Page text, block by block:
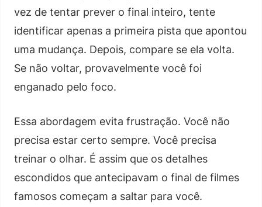
vez de tentar prever o final inteiro, tente
identificar apenas a primeira pista que apontou
uma mudança. Depois, compare se ela volta.
Se não voltar, provavelmente você foi
enganado pelo foco.
Essa abordagem evita frustração. Você não
precisa estar certo sempre. Você precisa
treinar o olhar. É assim que os detalhes
escondidos que antecipavam o final de filmes
famosos começam a saltar para você.